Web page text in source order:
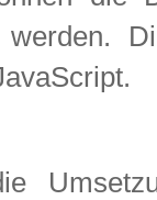
werden.